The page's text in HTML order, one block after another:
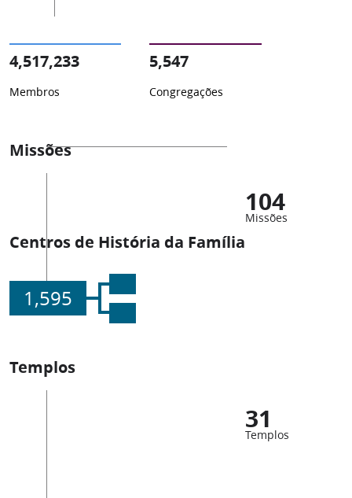
4,517,233
Membros
5,547
Congregações
Missões
104
Missões
Centros de História da Família
1,595
Templos
31
Templos